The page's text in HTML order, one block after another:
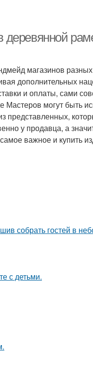
магазинов
дополнительных
и оплаты, сами
Мастеров могут быть
представленных,
у продавца, а
важное и купить
собрать гостей в
с детьми.